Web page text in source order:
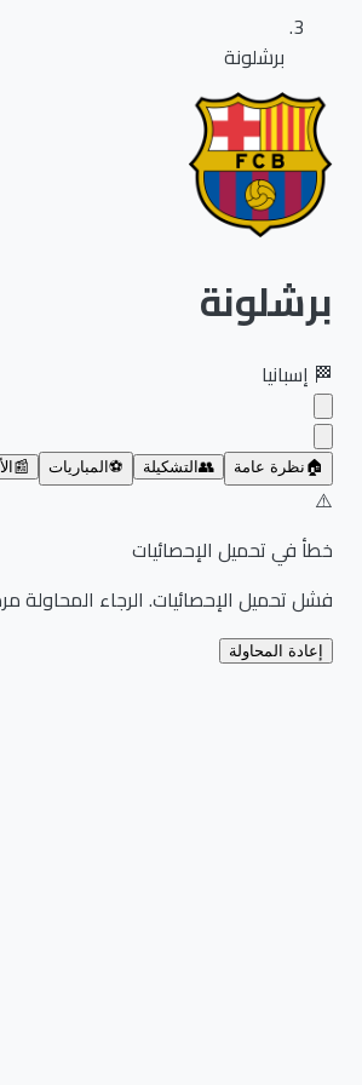
برشلونة
برشلونة
إسبانيا
نظرة عامة 👥 التشكيلة ⚽ المباريات 📰 الأخبار
خطأ في تحميل الإحصائيات
فشل تحميل الإحصائيات. الرجاء المحاولة مرة
إعادة المحاولة